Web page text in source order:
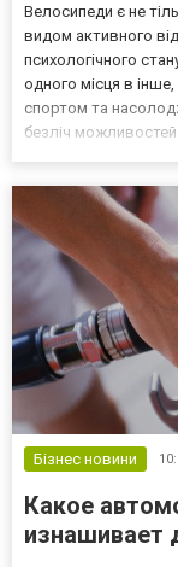
Велосипеди є не
видом активного
психологічного
одного місця в
спортом та
безліч можливостей
Бізнес новини
Какое
изнашивает